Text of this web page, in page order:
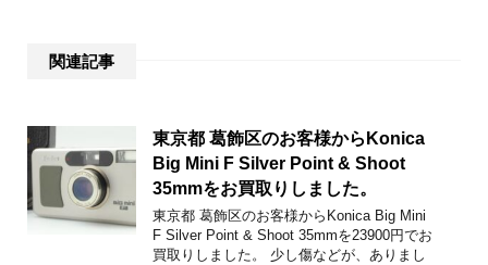
関連記事
東京都 葛飾区のお客様からKonica
Big Mini F Silver Point & Shoot
35mmをお買取りしました。
東京都 葛飾区のお客様からKonica Big Mini
F Silver Point & Shoot 35mmを23900円でお
買取りしました。 少し傷などが、ありまし